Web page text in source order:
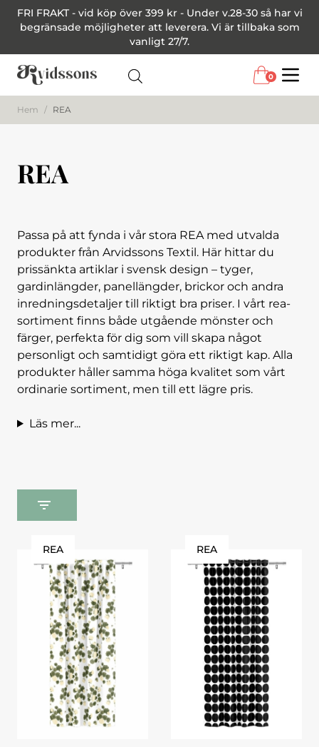
FRI FRAKT - vid köp över 399 kr - Under v.28-30 så har vi
begränsade möjligheter att leverera. Vi är tillbaka som
vanligt 27/7.
0
Hem / REA
REA
Passa på att fynda i vår stora REA med utvalda
produkter från Arvidssons Textil. Här hittar du
prissänkta artiklar i svensk design – tyger,
gardinlängder, panellängder, brickor och andra
inredningsdetaljer till riktigt bra priser. I vårt rea-
sortiment finns både utgående mönster och
färger, perfekta för dig som vill skapa något
personligt och samtidigt göra ett riktigt kap. Alla
produkter håller samma höga kvalitet som vårt
ordinarie sortiment, men till ett lägre pris.
Läs mer...
REA REA